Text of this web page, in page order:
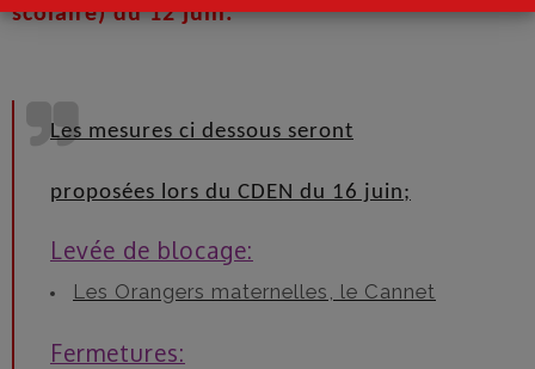
scolaire) du 12 juin:
Les mesures ci dessous seront
proposées lors du CDEN du 16 juin;
Levée de blocage:
Les Orangers maternelles, le Cannet
Fermetures: